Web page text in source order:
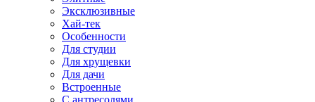
Эксклюзивные
Хай-тек
Особенности
Для студии
Для хрущевки
Для дачи
Встроенные
С антресолями